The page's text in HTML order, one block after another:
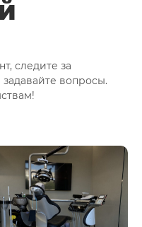
следите за
вопросы.